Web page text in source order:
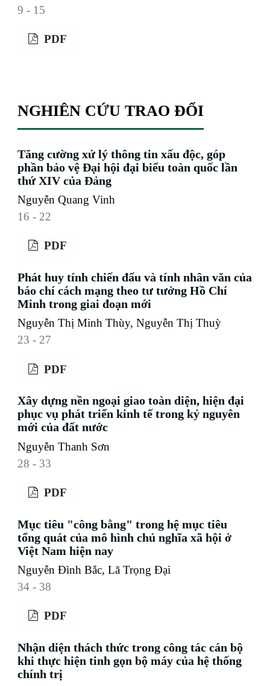
9 - 15
PDF
NGHIÊN CỨU TRAO ĐỔI
Tăng cường xử lý thông tin xấu độc, góp
phần bảo vệ Đại hội đại biểu toàn quốc lần
thứ XIV của Đảng
Nguyễn Quang Vinh
16 - 22
PDF
Phát huy tính chiến đấu và tính nhân văn của
báo chí cách mạng theo tư tưởng Hồ Chí
Minh trong giai đoạn mới
Nguyễn Thị Minh Thùy, Nguyễn Thị Thuỳ
23 - 27
PDF
Xây dựng nền ngoại giao toàn diện, hiện đại
phục vụ phát triển kinh tế trong kỷ nguyên
mới của đất nước
Nguyễn Thanh Sơn
28 - 33
PDF
Mục tiêu "công bằng" trong hệ mục tiêu
tổng quát của mô hình chủ nghĩa xã hội ở
Việt Nam hiện nay
Nguyễn Đình Bắc, Lã Trọng Đại
34 - 38
PDF
Nhận diện thách thức trong công tác cán bộ
khi thực hiện tinh gọn bộ máy của hệ thống
chính trị